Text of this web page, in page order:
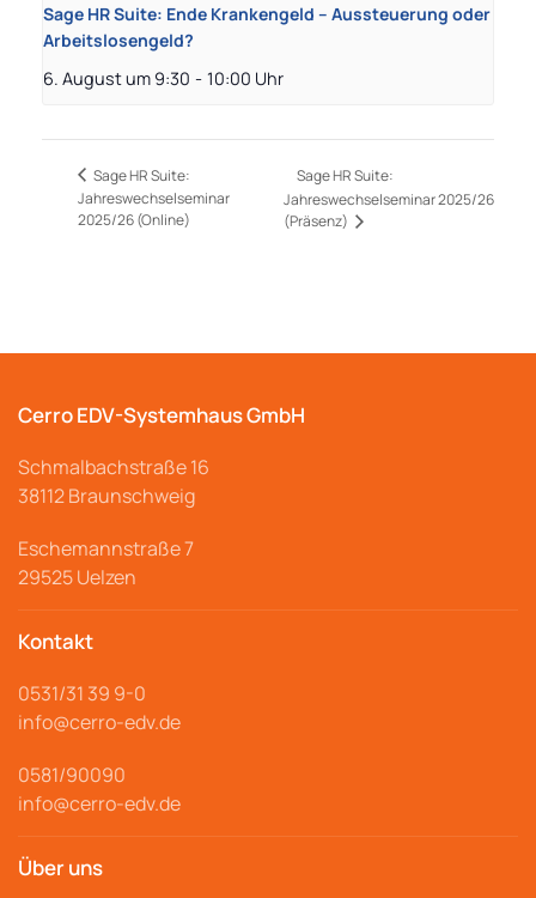
Sage HR Suite: Ende Krankengeld – Aussteuerung oder
Arbeitslosengeld?
6. August um 9:30 - 10:00
Sage HR Suite:
Jahreswechselseminar
2025/26 (Online)
Sage HR Suite:
Jahreswechselseminar 2025/26
(Präsenz)
Cerro EDV-Systemhaus GmbH
Schmalbachstraße16
38112 Braunschweig
Eschemannstraße 7
29525 Uelzen
Kontakt
0531/31 39 9-0
info@cerro-edv.de
0581/90090
info@cerro-edv.de
Über uns